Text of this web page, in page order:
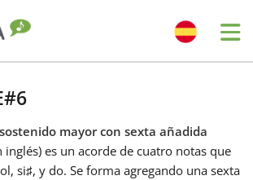
mayor con sexta añadida
inglés) es un acorde de cuatro notas que
, si♯, y do. Se forma agregando una sexta